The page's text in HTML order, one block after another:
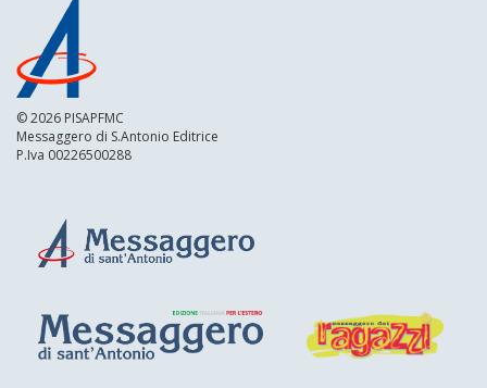
© 2026 PISAPFMC
Messaggero di S.Antonio Editrice
P.Iva 00226500288